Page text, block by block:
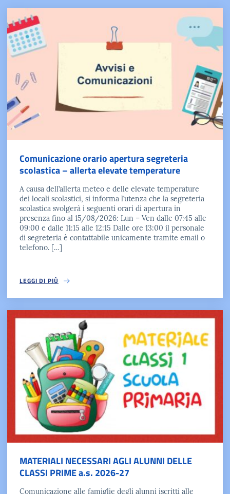
Comunicazione orario apertura segreteria
scolastica – allerta elevate temperature
A causa dell’allerta meteo e delle elevate temperature
dei locali scolastici, si informa l’utenza che la segreteria
scolastica svolgerà i seguenti orari di apertura in
presenza fino al 15/08/2026: Lun – Ven dalle 07:45 alle
09:00 e dalle 11:15 alle 12:15 Dalle ore 13:00 il personale
di segreteria è contattabile unicamente tramite email o
telefono. […]
LEGGI DI PIÙ
MATERIALI NECESSARI AGLI ALUNNI DELLE
CLASSI PRIME a.s. 2026-27
Comunicazione alle famiglie degli alunni iscritti alle